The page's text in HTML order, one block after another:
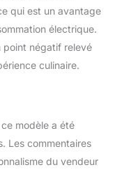
qui est un avantage
électrique.
point négatif relevé
culinaire.
modèle a été
Les commentaires
du vendeur